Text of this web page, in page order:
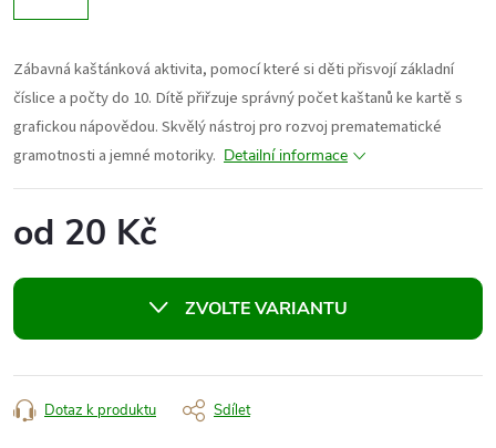
Zábavná kaštánková aktivita, pomocí které si děti přisvojí základní
číslice a počty do 10. Dítě přiřzuje správný počet kaštanů ke kartě s
grafickou nápovědou. Skvělý nástroj pro rozvoj prematematické
gramotnosti a jemné motoriky. Detailní informace
od 20 Kč
cena:
ZVOLTE VARIANTU
Dotaz k produktu Sdílet